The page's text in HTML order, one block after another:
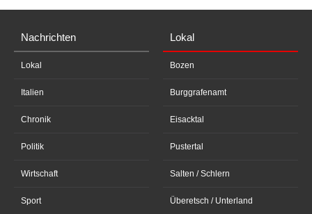
Nachrichten
Lokal
Italien
Chronik
Politik
Wirtschaft
Sport
Lokal
Bozen
Burggrafenamt
Eisacktal
Pustertal
Salten / Schlern
Überetsch / Unterland